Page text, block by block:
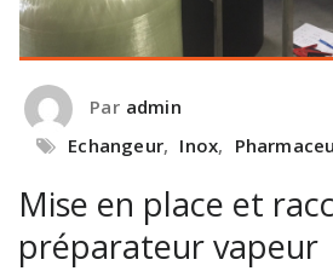
Par admin
Echangeur, Inox,
Mise en place et
préparateur vapeur